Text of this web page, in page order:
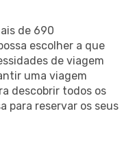
de 690
escolher a que
de viagem
uma viagem
descobrir todos os
para reservar os seus